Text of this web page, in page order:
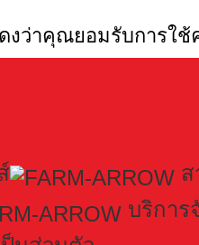
ส
บริการ
งว่าคุณยอมรับการใช้